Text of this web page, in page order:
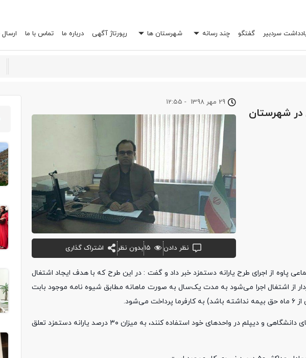
سردبیر گفتگو چند رسانه شهرستان ها رپورتاژ آگهی درباره ما تماس با ما
خرج شما را چند برابر کند؟
در شهرستان
29 مهر 1398 -
12:55
نظر دادن ۱۵بدون نظر اشتراک گذاری
پاوه از اجرای طرح یارانه دستمزد خبر داد و گفت : در این طرح که با هدف ایجاد اشتغال
از اشتغال اجرا می‌شود به مدت یک‌سال به‌ صورت ماهانه مطابق شیوه‌ نامه موجود بابت
او گفت : براساس طرح «یارانه دستمزد»، به کارآفرینانی که از شغل اولی‌های دانشگاهی و دیپلم در واحد‌های خود استفاده کنند، به میزان ۳۰ درصد یارانه دستمزد تعلق